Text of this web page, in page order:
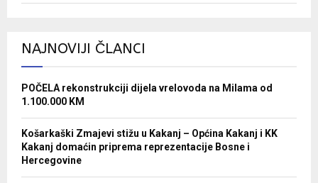
NAJNOVIJI ČLANCI
POČELA rekonstrukciji dijela vrelovoda na Milama od
1.100.000 KM
Košarkaški Zmajevi stižu u Kakanj – Općina Kakanj i KK
Kakanj domaćin priprema reprezentacije Bosne i
Hercegovine